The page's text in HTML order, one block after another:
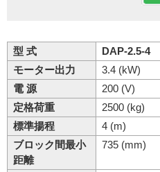
型 式
DAP-2.5-4
モーター出力
3.4 (kW)
電 源
200 (V)
定格荷重
2500 (kg)
標準揚程
4 (m)
ブロック間最小
距離
735 (mm)